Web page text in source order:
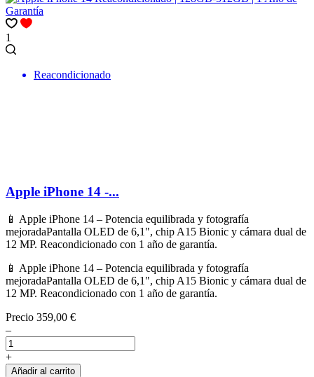
1
Reacondicionado
Apple iPhone 14 -...
📱 Apple iPhone 14 – Potencia equilibrada y fotografía
mejoradaPantalla OLED de 6,1", chip A15 Bionic y cámara dual de
12 MP. Reacondicionado con 1 año de garantía.
📱 Apple iPhone 14 – Potencia equilibrada y fotografía
mejoradaPantalla OLED de 6,1", chip A15 Bionic y cámara dual de
12 MP. Reacondicionado con 1 año de garantía.
Precio 359,00 €
–
+
Añadir al carrito